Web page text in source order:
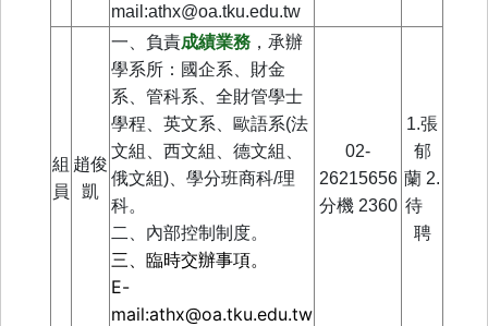
mail:athx@oa.tku.edu.tw
組
員
趙俊
凱
一、 負責成績業務 ， 承辦
學系所： 國企系、財金
系、管科系、全財管學士
學程、英文系、
歐語系(法
文組、西文組、德文組、
俄文組) 、學分班商科/理
科。
二、內部控制制度。
三、臨時交辦事項。
E-
mail:athx@oa.tku.edu.tw
02-
26215656
分機 2360
1.張
郁
蘭 2.
待
聘